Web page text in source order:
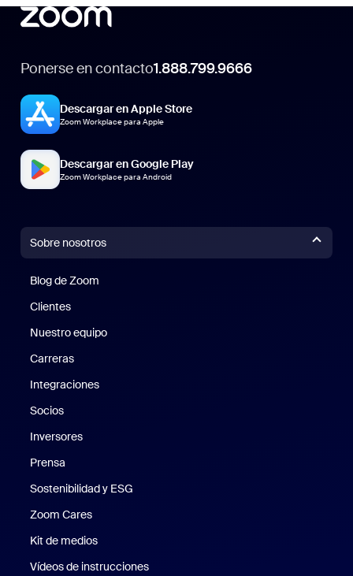
Ponerse en contacto1.888.799.9666
Descargar en Apple Store
Zoom Workplace para Apple
Descargar en Google Play
Zoom Workplace para Android
Sobre nosotros
Blog de Zoom
Clientes
Nuestro equipo
Carreras
Integraciones
Socios
Inversores
Prensa
Sostenibilidad y ESG
Zoom Cares
Kit de medios
Vídeos de instrucciones